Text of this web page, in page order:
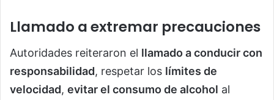
Llamado a extremar precauciones
Autoridades reiteraron el llamado a conducir con
responsabilidad, respetar los límites de
velocidad, evitar el consumo de alcohol al